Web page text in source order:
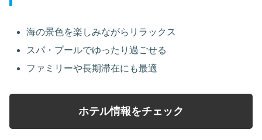
海の景色を楽しみながらリラックス
スパ・プールでゆったり過ごせる
ファミリーや長期滞在にも最適
ホテル情報をチェック